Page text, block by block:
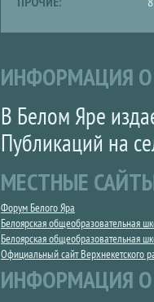
ИНФОРМАЦИЯ
В Белом Яре
Публикаций на
МЕСТНЫЕ
Форум Белого Яра
Белоярская общеобразовательная
Белоярская общеобразовательная
Официальный сайт Верхнекетского
ИНФОРМАЦИЯ